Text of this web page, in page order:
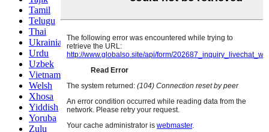
Tamil
Telugu
Thai
Ukrainian
Urdu
Uzbek
Vietnamese
Welsh
Xhosa
Yiddish
Yoruba
Zulu